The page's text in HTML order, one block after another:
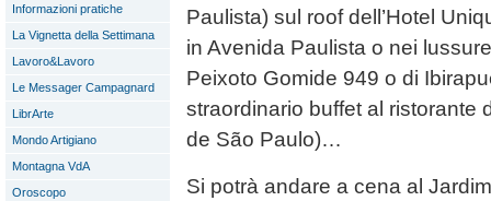
Informazioni pratiche
La Vignetta della Settimana
Lavoro&Lavoro
Le Messager Campagnard
LibrArte
Mondo Artigiano
Montagna VdA
Oroscopo
Paulista) sul roof dell’Hotel
in Avenida Paulista o nei
Peixoto Gomide 949 o di
straordinario buffet al ristorante
de São Paulo)…
Si potrà andare a cena al